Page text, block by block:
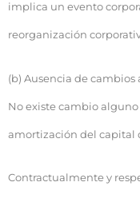
implica un evento
reorganización
(b) Ausencia de cambios
No existe cambio
amortización del capital
Contractualmente y